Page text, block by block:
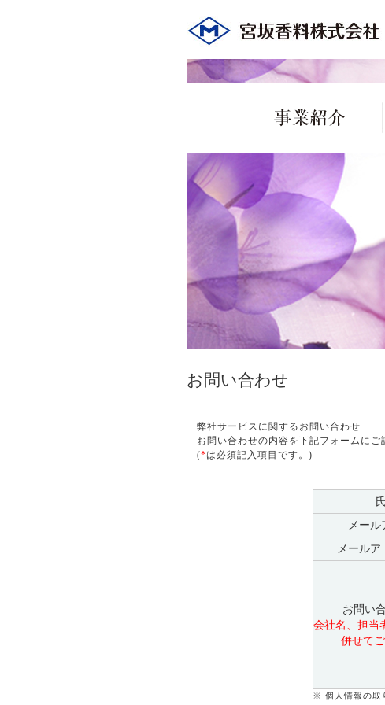
お問い合わせ
弊社サービスに関するお問い合わせ
お問い合わせの内容を下記フォームにご
(*は必須記入項目です。)
メール
メール
お問い
会社名、担当
併せて
※ 個人情報の取